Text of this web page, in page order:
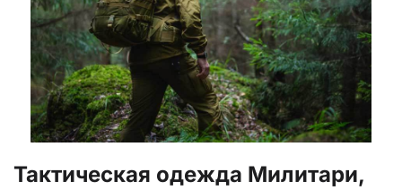
Тактическая одежда Милитари,